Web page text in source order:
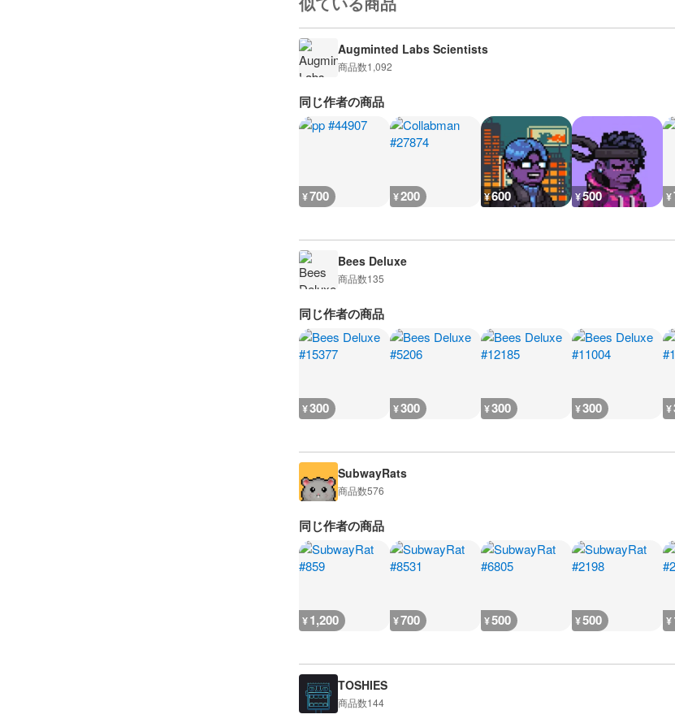
Augminted Labs Scientists
商品数1,092
同じ作者の商品
¥700 ¥200 ¥600 ¥500 ¥
Bees Deluxe
商品数135
同じ作者の商品
¥300 ¥300 ¥300 ¥300 ¥
SubwayRats
商品数576
同じ作者の商品
¥1,200 ¥700 ¥500 ¥500 ¥
TOSHIES
商品数144